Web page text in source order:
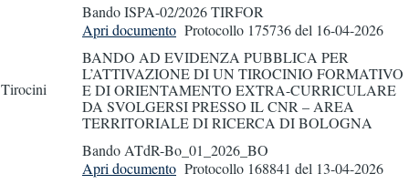
Bando ISPA-02/2026 TIRFOR
Tirocini
Apri documento Protocollo 175736del 16-04-2026
BANDO AD EVIDENZA PUBBLICA PER
L’ATTIVAZIONE DI UN TIROCINIO FORMATIVO
E DI ORIENTAMENTO EXTRA-CURRICULARE
DA SVOLGERSI PRESSO IL CNR – AREA
TERRITORIALE DI RICERCA DI BOLOGNA
Bando ATdR-Bo_01_2026_BO
Apri documento Protocollo 168841 del 13-04-2026